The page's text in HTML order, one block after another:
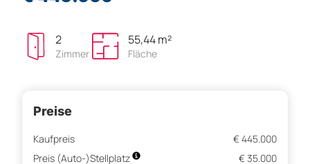
2
Zimmer
55,44 m²
Fläche
Preise
Kaufpreis
€ 445.000
Preis (Auto-)Stellplatz
€ 35.000